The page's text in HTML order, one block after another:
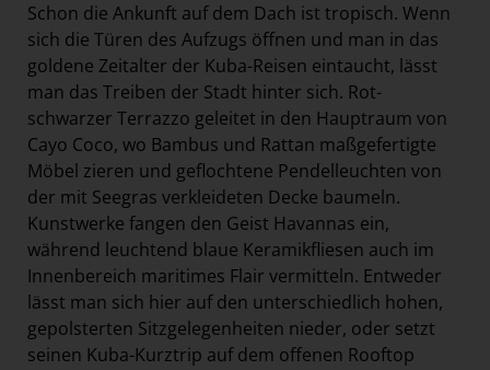
Schon die Ankunft auf dem Dach ist tropisch. Wenn
sich die Türen des Aufzugs öffnen und man in das
goldene Zeitalter der Kuba-Reisen eintaucht, lässt
man das Treiben der Stadt hinter sich. Rot-
schwarzer Terrazzo geleitet in den Hauptraum von
Cayo Coco, wo Bambus und Rattan maßgefertigte
Möbel zieren und geflochtene Pendelleuchten von
der mit Seegras verkleideten Decke baumeln.
Kunstwerke fangen den Geist Havannas ein,
während leuchtend blaue Keramikfliesen auch im
Innenbereich maritimes Flair vermitteln. Entweder
lässt man sich hier auf den unterschiedlich hohen,
gepolsterten Sitzgelegenheiten nieder, oder setzt
seinen Kuba-Kurztrip auf dem offenen Rooftop